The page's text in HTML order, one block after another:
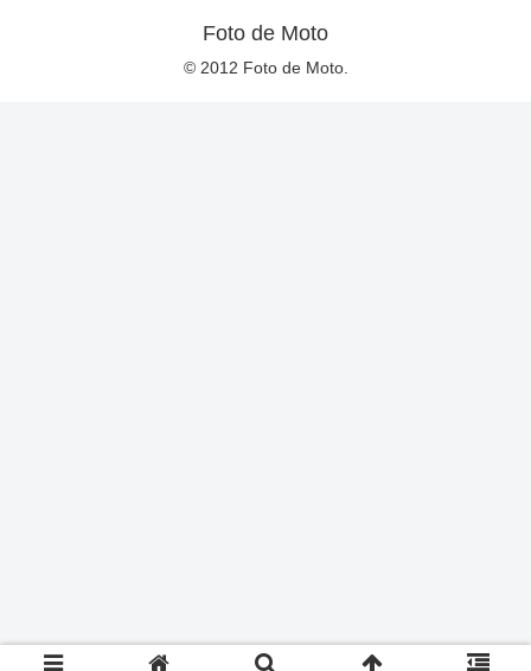
Foto de Moto
© 2012 Foto de Moto.